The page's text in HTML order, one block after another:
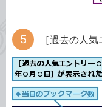
［過去の人